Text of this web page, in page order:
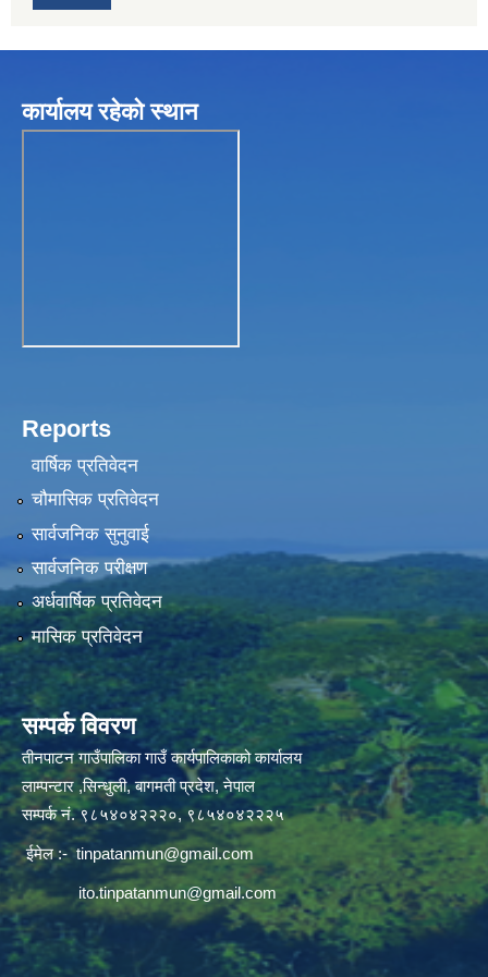
कार्यालय रहेकाे स्थान
Reports
वार्षिक प्रतिवेदन
चौमासिक प्रतिवेदन
सार्वजनिक सुनुवाई
सार्वजनिक परीक्षण
अर्धवार्षिक प्रतिवेदन
मासिक प्रतिवेदन
सम्पर्क विवरण
तीनपाटन गाउँपालिका गाउँ कार्यपालिकाको कार्यालय
लाम्पन्टार ,सिन्धुली, बागमती प्रदेश, नेपाल
सम्पर्क नं. ९८५४०४२२२०, ९८५४०४२२२५
ईमेल :-tinpatanmun@gmail.com
ito.tinpatanmun@gmail.com